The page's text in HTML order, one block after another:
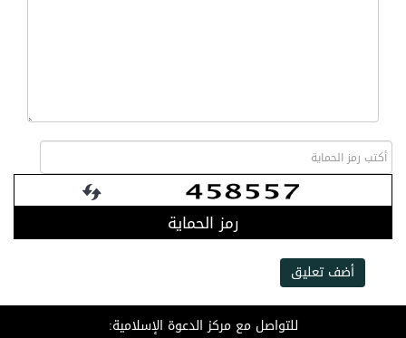
رمز الحماية
أضف تعليق
للتواصل مع مركز الدعوة الإسلامية: